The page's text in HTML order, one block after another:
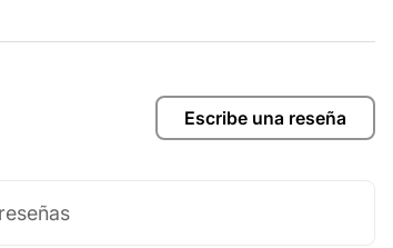
Escribe una reseña